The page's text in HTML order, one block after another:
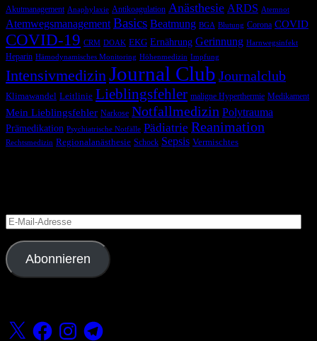
Akutmanagement Anaphylaxie Antikoagulation Anästhesie ARDS Atemnot
Atemwegsmanagement Basics Beatmung BGA Blutung Corona COVID
COVID-19 CRM DOAK EKG Ernährung Gerinnung Harnwegsinfekt
Heparin Hämodynamisches Monitoring Höhenmedizin Impfung
IntensivmedizinJournal Club Journalclub
Klimawandel Leitlinie Lieblingsfehler maligne Hyperthermie Medikament
Mein Lieblingsfehler Narkose Notfallmedizin Polytrauma
Prämedikation Psychiatrische Notfälle Pädiatrie Reanimation
Rechtsmedizin Regionalanästhesie Schock Sepsis Vermischtes
E-
Mail-
Adresse
Abonnieren
X FacebookInstagramTelegram